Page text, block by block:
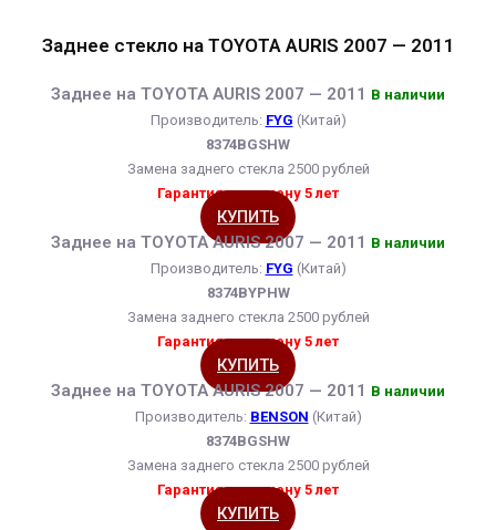
Заднее стекло на TOYOTA AURIS 2007 — 2011
Заднее на TOYOTA AURIS 2007 — 2011 В наличии
Производитель: FYG (Китай)
8374BGSHW
Замена заднего стекла 2500 рублей
Гарантия на замену 5 лет
КУПИТЬ
Заднее на TOYOTA AURIS 2007 — 2011 В наличии
Производитель: FYG (Китай)
8374BYPHW
Замена заднего стекла 2500 рублей
Гарантия на замену 5 лет
КУПИТЬ
Заднее на TOYOTA AURIS 2007 — 2011 В наличии
Производитель: BENSON (Китай)
8374BGSHW
Замена заднего стекла 2500 рублей
Гарантия на замену 5 лет
КУПИТЬ